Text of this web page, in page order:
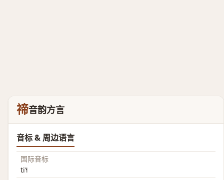
禘音韵方言
音标 & 周边语言
国际音标
ti˥˧